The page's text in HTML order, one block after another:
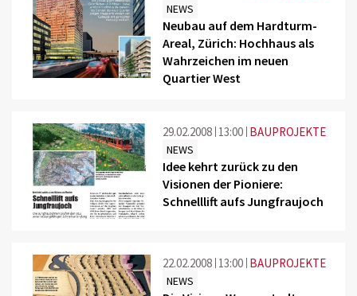
NEWS
Neubau auf dem Hardturm-
Areal, Zürich: Hochhaus als
Wahrzeichen im neuen
Quartier West
29.02.2008 13:00 BAUPROJEKTE
NEWS
Idee kehrt zurück zu den
Visionen der Pioniere:
Schnelllift aufs Jungfraujoch
22.02.2008 13:00 BAUPROJEKTE
NEWS